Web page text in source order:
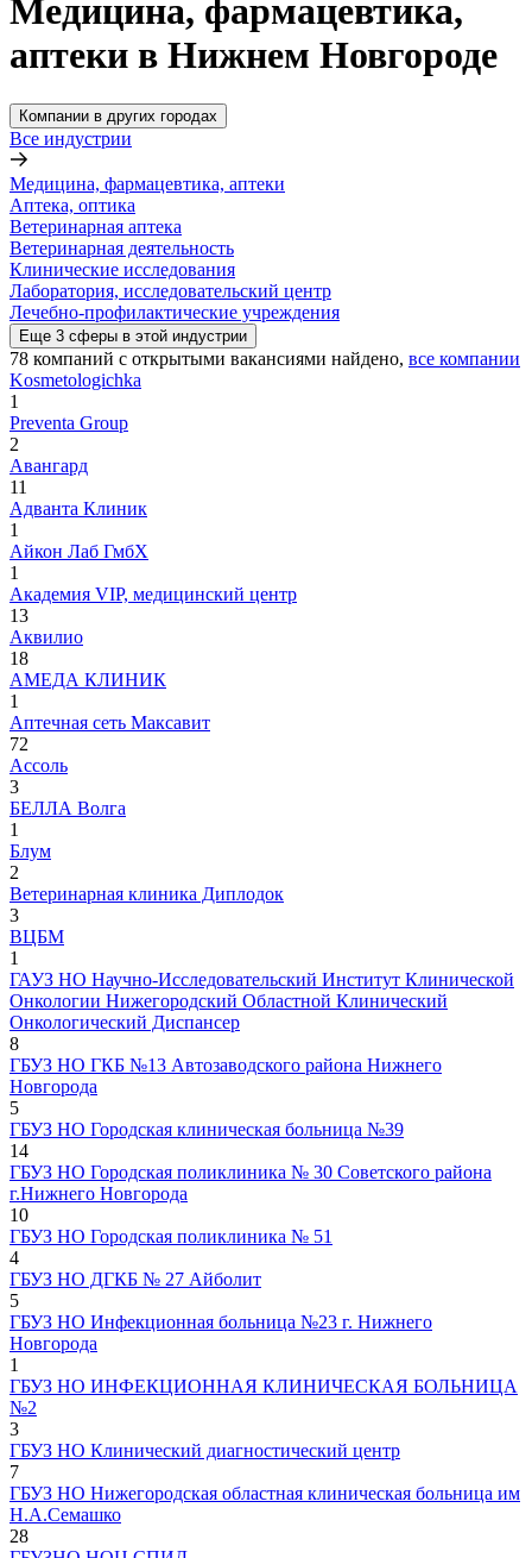
Медицина, фармацевтика,
аптеки в Нижнем Новгороде
Компании в других городах
Все индустрии
Медицина, фармацевтика, аптеки
Аптека, оптика
Ветеринарная аптека
Ветеринарная деятельность
Клинические исследования
Лаборатория, исследовательский центр
Лечебно-профилактические учреждения
Еще 3 сферы в этой индустрии
78 компаний с открытыми вакансиями найдено, все компании
Kosmetologichka
1
Preventa Group
2
Авангард
11
Адванта Клиник
1
Айкон Лаб ГмбХ
1
Академия VIP, медицинский центр
13
Аквилио
18
АМЕДА КЛИНИК
1
Аптечная сеть Максавит
72
Ассоль
3
БЕЛЛА Волга
1
Блум
2
Ветеринарная клиника Диплодок
3
ВЦБМ
1
ГАУЗ НО Научно-Исследовательский Институт Клинической
Онкологии Нижегородский Областной Клинический
Онкологический Диспансер
8
ГБУЗ НО ГКБ №13 Автозаводского района Нижнего
Новгорода
5
ГБУЗ НО Городская клиническая больница №39
14
ГБУЗ НО Городская поликлиника № 30 Советского района
г.Нижнего Новгорода
10
ГБУЗ НО Городская поликлиника № 51
4
ГБУЗ НО ДГКБ № 27 Айболит
5
ГБУЗ НО Инфекционная больница №23 г. Нижнего
Новгорода
1
ГБУЗ НО ИНФЕКЦИОННАЯ КЛИНИЧЕСКАЯ БОЛЬНИЦА
№2
3
ГБУЗ НО Клинический диагностический центр
7
ГБУЗ НО Нижегородская областная клиническая больница им
Н.А.Семашко
28